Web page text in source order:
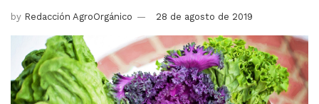
by Redacción AgroOrgánico 28 de agosto de 2019